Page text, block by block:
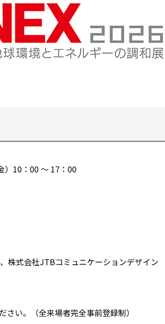
）10：00 ～ 17：00
株式会社JTBコミュニケーションデザイン
い。（全来場者完全事前登録制）